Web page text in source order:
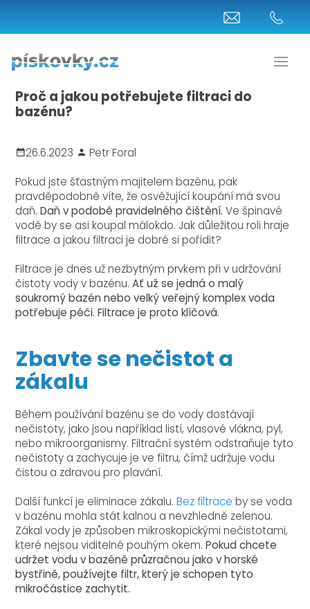
Proč a jakou potřebujete filtraci do
bazénu?
26.6.2023
Petr Foral
Pokud jste šťastným majitelem bazénu, pak
pravděpodobně víte, že osvěžující koupání má svou
daň.Daň v podobě pravidelného čištění. Ve špinavé
vodě by se asi koupal málokdo. Jak důležitou roli hraje
filtrace a jakou filtraci je dobré si pořídit?
Filtrace je dnes už nezbytným prvkem při v udržování
čistoty vody v bazénu.Ať už se jedná o malý
soukromý bazén nebo velký veřejný komplex voda
potřebuje péči. Filtrace je proto klíčová.
Zbavte se nečistot a
zákalu
Během používání bazénu se do vody dostávají
nečistoty, jako jsou například listí, vlasové vlákna, pyl,
nebo mikroorganismy. Filtrační systém odstraňuje tyto
nečistoty a zachycuje je ve filtru, čímž udržuje vodu
čistou a zdravou pro plavání.
Další funkcí je eliminace zákalu.Bez filtrace by se voda
v bazénu mohla stát kalnou a nevzhledně zelenou.
Zákal vody je způsoben mikroskopickými nečistotami,
které nejsou viditelné pouhým okem.Pokud chcete
udržet vodu v bazéně průzračnou jako v horské
bystřině, používejte filtr, který je schopen tyto
mikročástice zachytit.